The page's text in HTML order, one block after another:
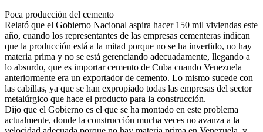
Poca producción del cemento
Relató que el Gobierno Nacional aspira hacer 150 mil viviendas este
año, cuando los representantes de las empresas cementeras indican
que la producción está a la mitad porque no se ha invertido, no hay
materia prima y no se está gerenciando adecuadamente, llegando a
lo absurdo, que es importar cemento de Cuba cuando Venezuela
anteriormente era un exportador de cemento. Lo mismo sucede con
las cabillas, ya que se han expropiado todas las empresas del sector
metalúrgico que hace el producto para la construcción.
Dijo que el Gobierno es el que se ha montado en este problema
actualmente, donde la construcción mucha veces no avanza a la